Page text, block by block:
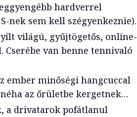
hardverrel
nek sem kell szégyenkeznie).
világú, gyűjtögetős, online-
van benne tennivaló
ember minőségi hangcuccal
az őrületbe kergetnek…
a drivatarok pofátlanul